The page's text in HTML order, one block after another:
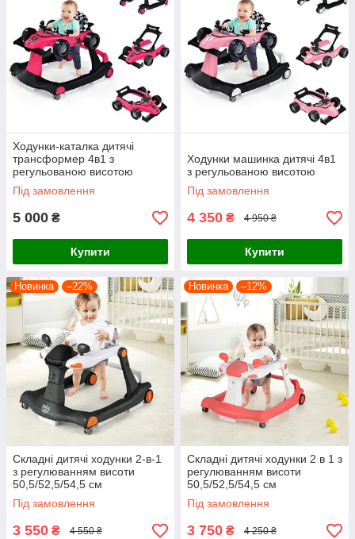
Ходунки-каталка дитячі
трансформер 4в1 з
регульованою висотою
Під замовлення
5 000 ₴
Купити
Ходунки машинка дитячі 4в1
з регульованою висотою
Під замовлення
4 350 ₴ 4 950 ₴
Купити
Новинка –22%
Складні дитячі ходунки 2-в-1
з регулюванням висоти
50,5/52,5/54,5 см
Під замовлення
3 550 ₴ 4 550 ₴
Новинка –12%
Складні дитячі ходунки 2 в 1 з
регулюванням висоти
50,5/52,5/54,5 см
Під замовлення
3 750 ₴ 4 250 ₴